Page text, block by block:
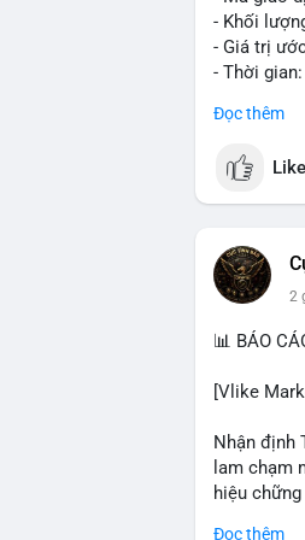
- Khối
- Giá trị
- Thời
Khối lượng
động này
lượng
Nhà đầu
tương tự
chiếm ưu
Đọc thêm
Like
2
📊 BÁO
[Vlike
Nhận định
lam chạm
hiệu
Đọc thêm